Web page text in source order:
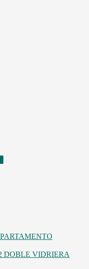
DOBLE VIDRIERA